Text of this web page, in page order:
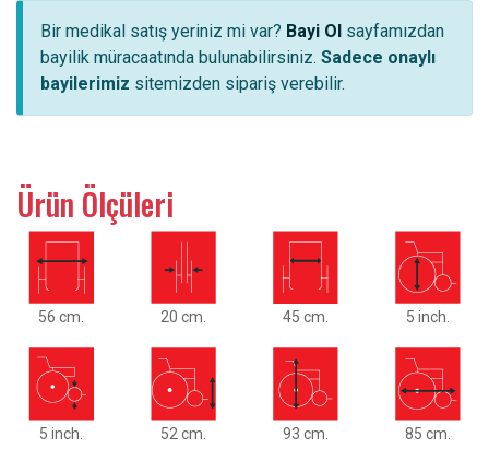
Bir medikal satış yeriniz mi var? Bayi Ol sayfamızdan
bayilik müracaatında bulunabilirsiniz. Sadece onaylı
bayilerimiz sitemizden sipariş verebilir.
Ürün Ölçüleri
56 cm. 20 cm. 45 cm. 5 inch.
5 inch. 52 cm. 93 cm. 85 cm.